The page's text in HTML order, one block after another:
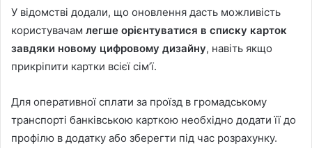
У відомстві додали, що оновлення дасть можливість
користувачам легше орієнтуватися в списку карток
завдяки новому цифровому дизайну, навіть якщо
прикріпити картки всієї сім’ї.
Для оперативної сплати за проїзд в громадському
транспорті банківською карткою необхідно додати її до
профілю в додатку або зберегти під час розрахунку.